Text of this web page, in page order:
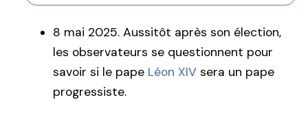
8 mai 2025. Aussitôt après son élection,
les observateurs se questionnent pour
savoir si le pape Léon XIV sera un pape
progressiste.